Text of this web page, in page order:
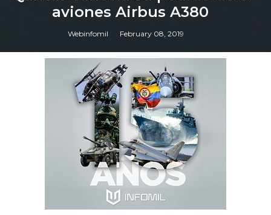
aviones Airbus A380
Webinfomil February 08, 2019